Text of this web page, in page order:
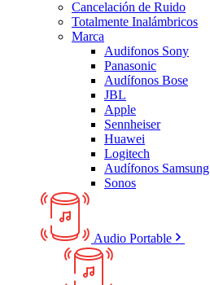
Cancelación de Ruido
Totalmente Inalámbricos
Marca
Audifonos Sony
Panasonic
Audífonos Bose
JBL
Apple
Sennheiser
Huawei
Logitech
Audífonos Samsung
Sonos
Audio Portable